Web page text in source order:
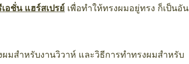
ชั่น แฮร์สเปรย์ เพื่อทำให้ทรงผมอยู่ทรง ก็เป็นอัน
มสำหรับงานวิวาห์ และวิธีการทำทรงผมสำหรับ